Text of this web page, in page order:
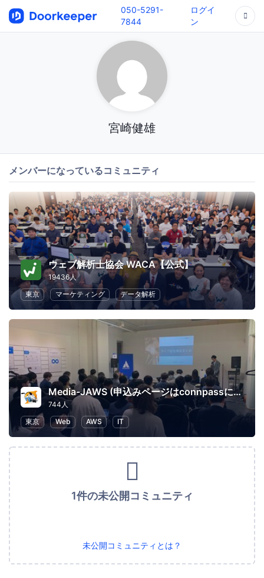
050-5291-
7844
ログイ
ン
宮崎健雄
メンバーになっているコミュニティ
ウェブ解析士協会 WACA【公式】
19436人
東京
マーケティング データ解析
Media-JAWS (申込みページはconnpassに移行しました)
744人
東京
Web AWS IT
1件の未公開コミュニティ
未公開コミュニティとは？